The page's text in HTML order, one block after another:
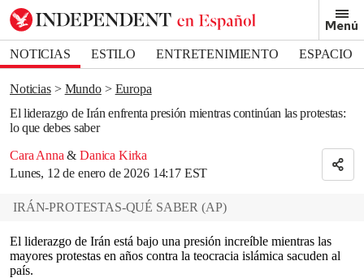
Menú
NOTICIAS ESTILO ENTRETENIMIENTO
ESPACIO
DEPORTES
Noticias Mundo
Europa
El liderazgo de Irán enfrenta presión mientras continúan las protestas:
lo que debes saber
Cara Anna & Danica Kirka
Lunes, 12 de enero de 2026 14:17 EST
Bookmark popover
Removed from bookmarks
Close popover
IRÁN-PROTESTAS-QUÉ SABER (AP)
El liderazgo de Irán está bajo una presión increíble mientras las
mayores protestas en años contra la teocracia islámica sacuden al
país.